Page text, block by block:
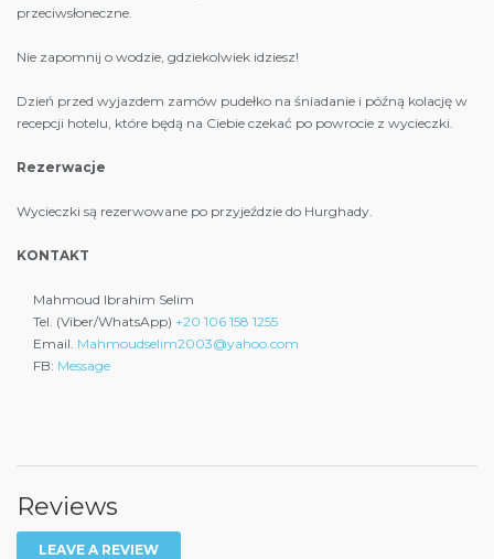
przeciwsłoneczne.
Nie zapomnij o wodzie, gdziekolwiek idziesz!
Dzień przed wyjazdem zamów pudełko na śniadanie i późną kolację w
recepcji hotelu, które będą na Ciebie czekać po powrocie z wycieczki.
Rezerwacje
Wycieczki są rezerwowane po przyjeździe do Hurghady.
KONTAKT
Mahmoud Ibrahim Selim
Tel. (Viber/WhatsApp) +20 106 158 1255
Email. Mahmoudselim2003@yahoo.com
FB: Message
Reviews
LEAVE A REVIEW